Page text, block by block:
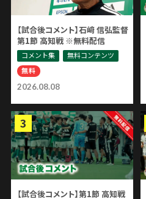
2026.08.08
【試合後コメント】石﨑 信弘監督
第1節 高知戦 ※無料配信
コメント集
無料コンテンツ
無料
【試合後コメント】第1節 高知戦